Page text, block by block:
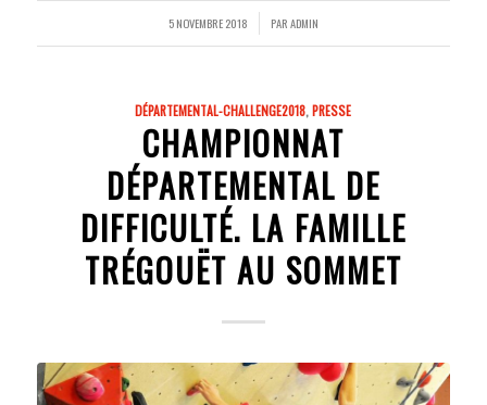
5 NOVEMBRE 2018
/ PARADMIN
DÉPARTEMENTAL-CHALLENGE2018,PRESSE
CHAMPIONNAT
DÉPARTEMENTAL DE
DIFFICULTÉ. LA FAMILLE
TRÉGOUËT AU SOMMET